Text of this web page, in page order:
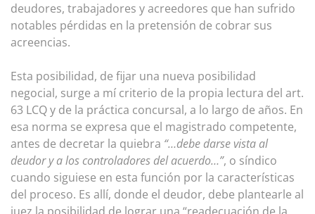
deudores, trabajadores y acreedores que han sufrido
notables pérdidas en la pretensión de cobrar sus
acreencias.
Esta posibilidad, de fijar una nueva posibilidad
negocial, surge a mí criterio de la propia lectura del art.
63 LCQ y de la práctica concursal, a lo largo de años. En
esa norma se expresa que el magistrado competente,
antes de decretar la quiebra “…debe darse vista al
deudor y a los controladores del acuerdo…”, o síndico
cuando siguiese en esta función por la características
del proceso. Es allí, donde el deudor, debe plantearle al